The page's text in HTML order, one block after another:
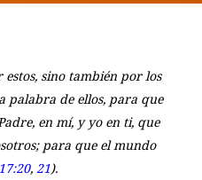
estos, sino también por los
palabra de ellos, para que
en mí, y yo en ti, que
para que el mundo
, 21).